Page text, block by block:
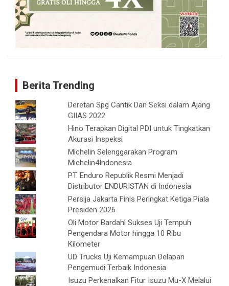
Berita Trending
Deretan Spg Cantik Dan Seksi dalam Ajang
GIIAS 2022
Hino Terapkan Digital PDI untuk Tingkatkan
Akurasi Inspeksi
Michelin Selenggarakan Program
Michelin4Indonesia
PT. Enduro Republik Resmi Menjadi
Distributor ENDURISTAN di Indonesia
Persija Jakarta Finis Peringkat Ketiga Piala
Presiden 2026
Oli Motor Bardahl Sukses Uji Tempuh
Pengendara Motor hingga 10 Ribu
Kilometer
UD Trucks Uji Kemampuan Delapan
Pengemudi Terbaik Indonesia
Isuzu Perkenalkan Fitur Isuzu Mu-X Melalui